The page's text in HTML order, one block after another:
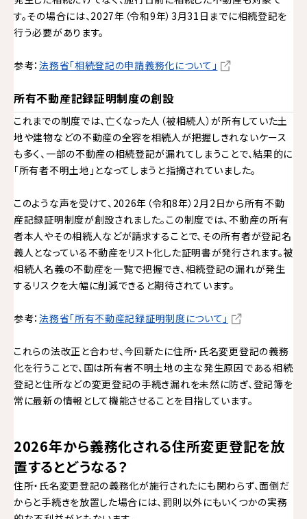
す。その場合には、2027年（令和9年）3月31日までに相続登記を
行う必要があります。
参考：法務省「相続登記の申請義務化について」
所有不動産記録証明制度の創設
これまでの制度では、亡くなった人（被相続人）が所有していた土
地や建物などの不動産の全容を相続人が把握しきれないケース
も多く、一部の不動産の相続登記が漏れてしまうことで、結果的に
「所有者不明土地」となってしまうと指摘されていました。
このような声を受けて、2026年（令和8年）2月2日から所有不動
産記録証明制度が創設されました。この制度では、不動産の所有
者本人やその相続人などが請求することで、その所有者が登記名
義人となっている不動産をリスト化した証明書が発行されます。被
相続人名義の不動産を一覧で把握でき、相続登記の漏れが発生
するリスクを大幅に削減できると期待されています。
参考：法務省「所有不動産記録証明制度について」
これらの法改正と合わせ、今回新たに住所・氏名変更登記の義務
化を行うことで、国は所有者不明土地の主な発生原因である相続
登記と住所などの変更登記の手続き漏れを未然に防ぎ、登記簿を
常に最新の情報として機能させることを目指しています。
2026年から義務化される住所変更登記を放
置するとどうなる？
住所・氏名変更登記の義務化が施行されたにも関わらず、面倒だ
からと手続きを放置した場合には、罰則以外にもいくつかの実務